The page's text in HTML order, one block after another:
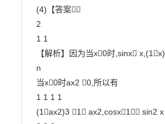
(4)【答案】
2
1 1
【解析】因为当x0时,sinx
n
当x0时ax2 0,所以有
1 1 1 1
(1ax2)3 1 ax2,cosx1 sin2 x